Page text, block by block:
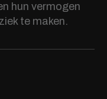
hun vermogen
te maken.